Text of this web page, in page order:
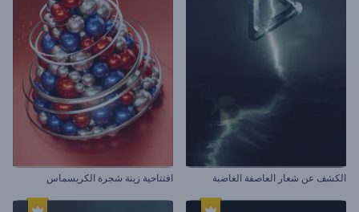
الكشف عن شعار العاصفة الغاضبة افتتاحية زينة شجرة الكريسماس